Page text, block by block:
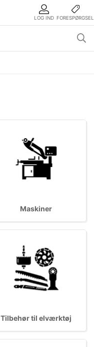
LOG IND FORESPØRGSEL
Maskiner
Tilbehør til elværktøj